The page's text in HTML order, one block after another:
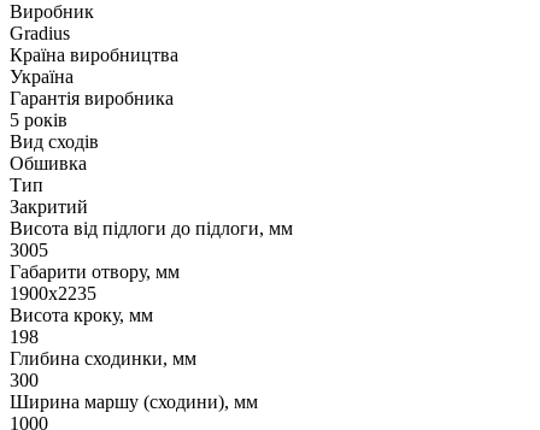
Виробник
Gradius
Країна виробництва
Україна
Гарантія виробника
5 років
Вид сходів
Обшивка
Тип
Закритий
Висота від підлоги до підлоги, мм
3005
Габарити отвору, мм
1900х2235
Висота кроку, мм
198
Глибина сходинки, мм
300
Ширина маршу (сходини), мм
1000